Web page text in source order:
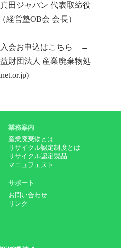
ャパン 代表取締役
営塾OB会 会長）
入会お申込はこちら →
財団法人 産業廃棄物処
業務案内
産業廃棄物とは
リサイクル認定制度とは
リサイクル認定製品
マニュフェスト
サポート
お問い合わせ
リンク